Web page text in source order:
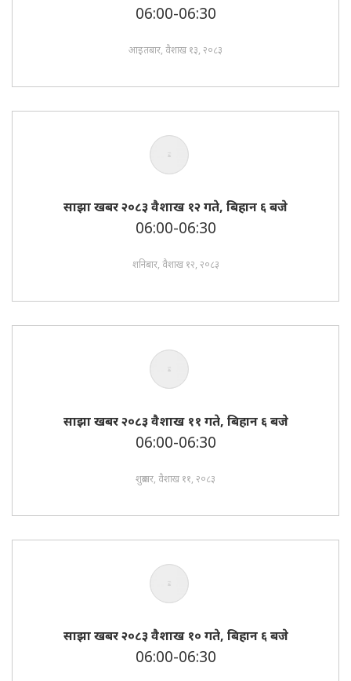
06:00-06:30
आइतबार, वैशाख १३, २०८३
साझा खबर २०८३ वैशाख १२ गते, बिहान ६ बजे
06:00-06:30
शनिबार, वैशाख १२, २०८३
साझा खबर २०८३ वैशाख ११ गते, बिहान ६ बजे
06:00-06:30
शुक्रबार, वैशाख ११, २०८३
साझा खबर २०८३ वैशाख १० गते, बिहान ६ बजे
06:00-06:30